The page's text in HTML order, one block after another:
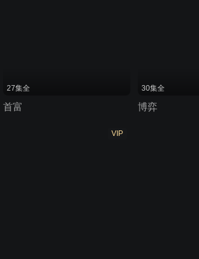
27集全
首富
30集全
博弈
VIP